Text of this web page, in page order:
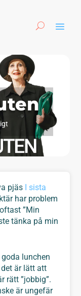
pjäs I sista
har problem
”Min
tänka på min
lunchen
är lätt att
rätt ”jobbig”.
är ungefär